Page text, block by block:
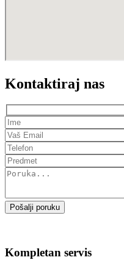
Kontaktiraj nas
Pošalji poruku
Kompletan servis